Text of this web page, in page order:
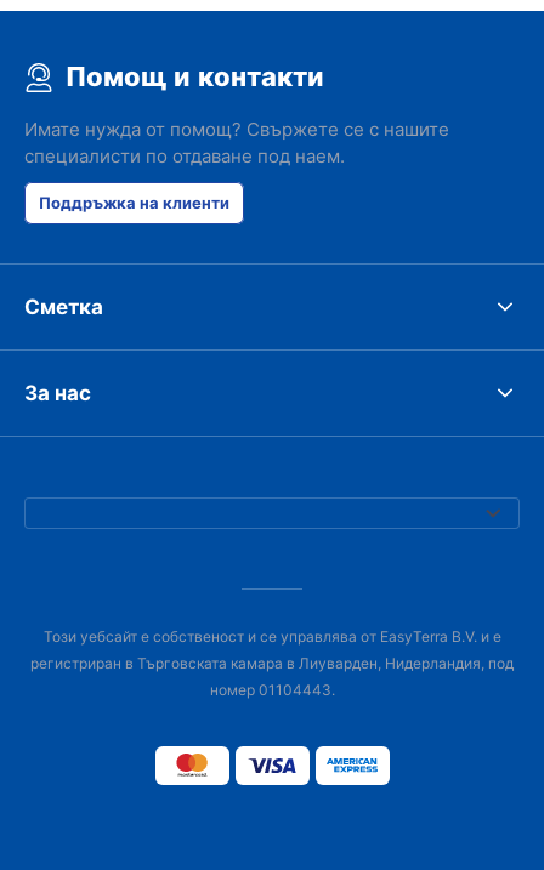
Помощ и контакти
Имате нужда от помощ? Свържете се с нашите
специалисти по отдаване под наем.
Поддръжка на клиенти
Сметка
За нас
Този уебсайт е собственост и се управлява от EasyTerra B.V. и е
регистриран в Търговската камара в Лиуварден, Нидерландия, под
номер 01104443.